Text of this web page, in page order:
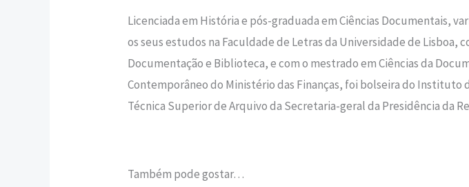
Licenciada em História e pós-graduada em Ciências Documentais,
os seus estudos na Faculdade de Letras da Universidade de Lisboa,
Documentação e Biblioteca, e com o mestrado em Ciências da
Contemporâneo do Ministério das Finanças, foi bolseira do Instituto
Técnica Superior de Arquivo da Secretaria-geral da Presidência da
Também pode gostar…